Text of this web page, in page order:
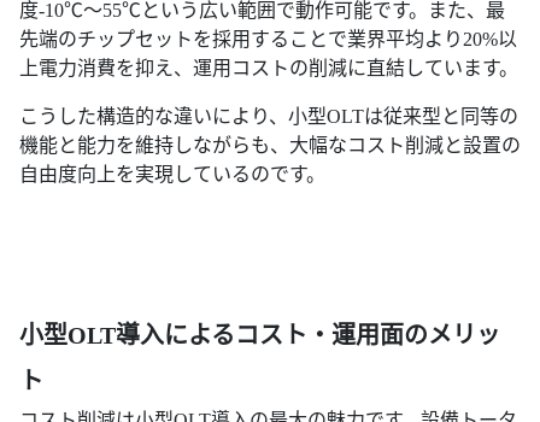
度-10℃～55℃という広い範囲で動作可能です。また、最
先端のチップセットを採用することで業界平均より20%以
上電力消費を抑え、運用コストの削減に直結しています。
こうした構造的な違いにより、小型OLTは従来型と同等の
機能と能力を維持しながらも、大幅なコスト削減と設置の
自由度向上を実現しているのです。
小型OLT導入によるコスト・運用面のメリッ
ト
コスト削減は小型OLT導入の最大の魅力です。設備トータ